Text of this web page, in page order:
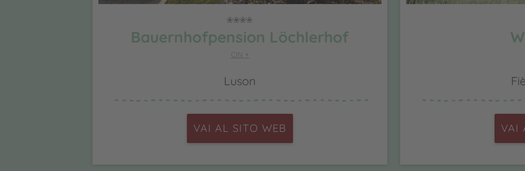
Bauernhofpension Löchlerhof
CIN +
Luson
VAI AL SITO WEB VAI